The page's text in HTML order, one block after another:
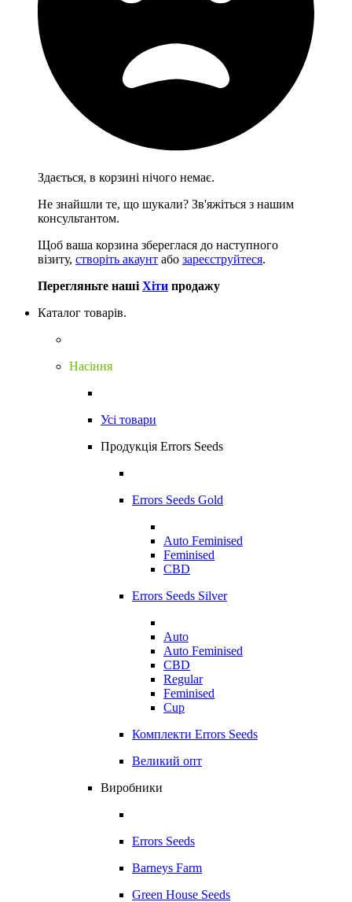
Здається, в корзині нічого немає.
Не знайшли те, що шукали? Зв'яжіться з нашим
консультантом.
Щоб ваша корзина збереглася до наступного
візиту, створіть акаунт або зареєструйтеся.
Перегляньте наші Хіти продажу
Каталог товарів.
Насіння
Усі товари
Продукція Errors Seeds
Errors Seeds Gold
Auto Feminised
Feminised
CBD
Errors Seeds Silver
Auto
Auto Feminised
CBD
Regular
Feminised
Cup
Комплекти Errors Seeds
Великий опт
Виробники
Errors Seeds
Barneys Farm
Green House Seeds